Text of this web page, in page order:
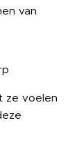
van
ze voelen